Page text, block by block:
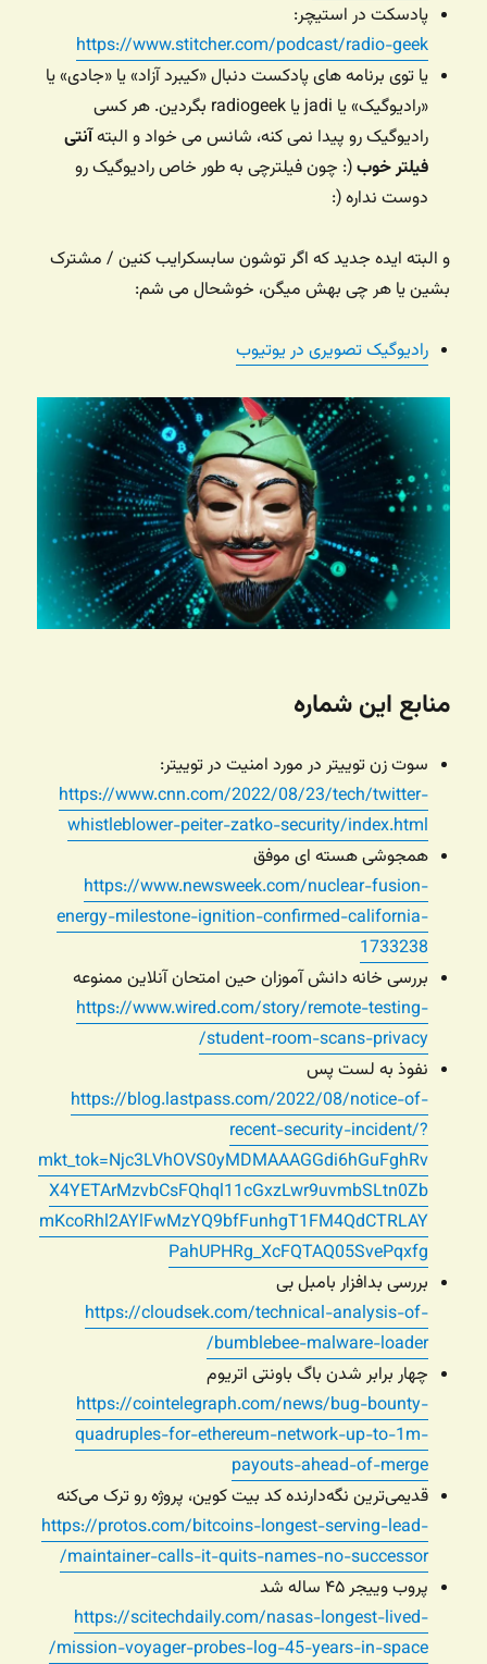
پادسکت در استیچر:
https://www.stitcher.com/podcast/radio-geek
یا توی برنامه های پادکست دنبال «کیبرد آزاد» یا «جادی» یا
«رادیوگیک» یا jadi یا radiogeek بگردین. هر کسی
رادیوگیک رو پیدا نمی کنه، شانس می خواد و البتهآنتی
فیلتر خوب(: چون فیلترچی به طور خاص رادیوگیک رو
دوست نداره (:
و البته ایده جدید که اگر توشون سابسکرایب کنین / مشترک
بشین یا هر چی بهش میگن، خوشحال می شم:
رادیوگیک تصویری در یوتیوب
منابع این شماره
سوت زن توییتر در مورد امنیت در توییتر:
https://www.cnn.com/2022/08/23/tech/twitter-
whistleblower-peiter-zatko-security/index.html
همجوشی هسته ای موفق
https://www.newsweek.com/nuclear-fusion-
energy-milestone-ignition-confirmed-california-
1733238
بررسی خانه دانش آموزان حین امتحان آنلاین ممنوعه
https://www.wired.com/story/remote-testing-
student-room-scans-privacy/
نفوذ به لست پس
https://blog.lastpass.com/2022/08/notice-of-
recent-security-incident/?
mkt_tok=Njc3LVhOVS0yMDMAAAGGdi6hGuFghRv
X4YETArMzvbCsFQhql11cGxzLwr9uvmbSLtn0Zb
mKcoRhl2AYlFwMzYQ9bfFunhgT1FM4QdCTRLAY
PahUPHRg_XcFQTAQ05SvePqxfg
بررسی بدافزار بامبل بی
https://cloudsek.com/technical-analysis-of-
bumblebee-malware-loader/
چهار برابر شدن باگ باونتی اتریوم
https://cointelegraph.com/news/bug-bounty-
quadruples-for-ethereum-network-up-to-1m-
payouts-ahead-of-merge
قدیمی‌ترین نگه‌دارنده کد بیت کوین، پروژه رو ترک می‌کنه
https://protos.com/bitcoins-longest-serving-lead-
maintainer-calls-it-quits-names-no-successor/
پروب وییجر ۴۵ ساله شد
https://scitechdaily.com/nasas-longest-lived-
mission-voyager-probes-log-45-years-in-space/